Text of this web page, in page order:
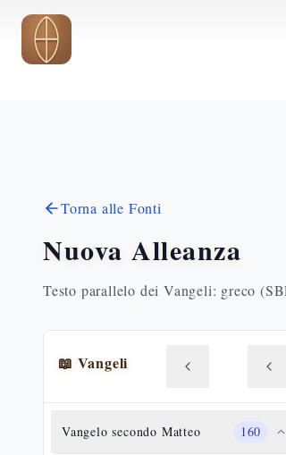
Vai al contenuto principale
Torna alle Fonti
Nuova Alleanza
Testo parallelo dei Vangeli: greco
📖 Vangeli
Vangelo secondo Matteo 160